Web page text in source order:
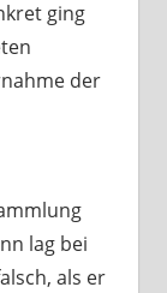
ging
der
lag bei
als er